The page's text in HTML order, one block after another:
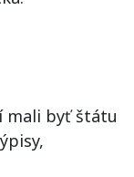
mali byť štátu